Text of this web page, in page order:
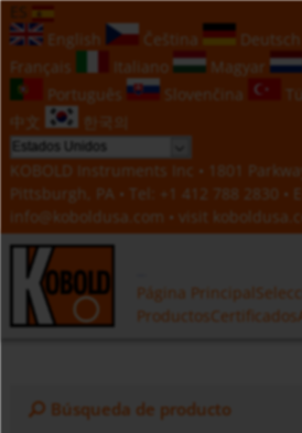
English
Čeština Deutsch
Français
Italiano Magyar
Português
Slovenčina
中文
한국의
KOBOLD Instruments Inc • 1801
Pittsburgh, PA • Tel:
+1 412 788 2830 •
info@koboldusa.com • visit
Página Principal
Productos Certificados
Búsqueda de producto